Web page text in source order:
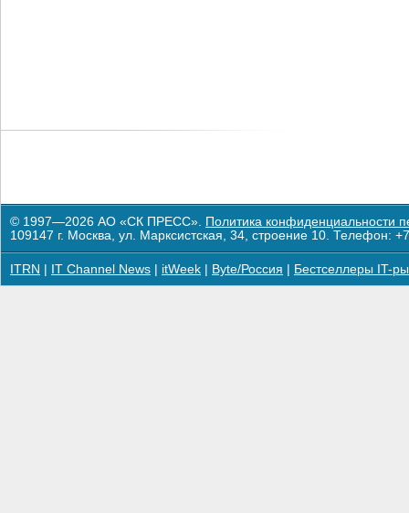
© 1997—2026 АО «СК ПРЕСС». Политика конфиденциальности
109147 г. Москва, ул. Марксистская, 34, строение 10. Телефон:
ITRN IT Channel News itWeek Byte/Россия Бестселлеры IT-